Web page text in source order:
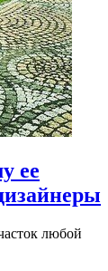
ее
любой